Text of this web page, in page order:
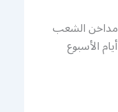
مداخن الشعب
على مدار 24 ساعة وطيلة أيام الأسبوع